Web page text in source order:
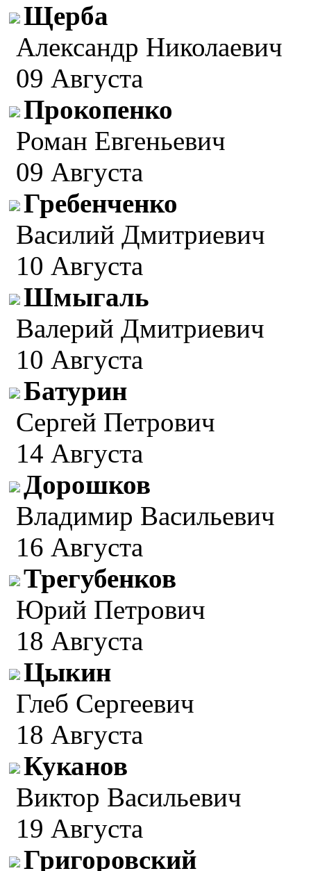
Щерба
Александр Николаевич
09 Августа
Прокопенко
Роман Евгеньевич
09 Августа
Гребенченко
Василий Дмитриевич
10 Августа
Шмыгаль
Валерий Дмитриевич
10 Августа
Батурин
Сергей Петрович
14 Августа
Дорошков
Владимир Васильевич
16 Августа
Трегубенков
Юрий Петрович
18 Августа
Цыкин
Глеб Сергеевич
18 Августа
Куканов
Виктор Васильевич
19 Августа
Григоровский